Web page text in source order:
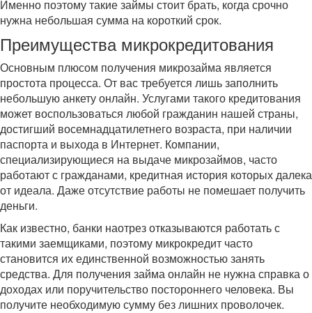
Именно поэтому такие займы стоит брать, когда срочно
нужна небольшая сумма на короткий срок.
Преимущества микрокредитования
Основным плюсом получения микрозайма является
простота процесса. От вас требуется лишь заполнить
небольшую анкету онлайн. Услугами такого кредитования
может воспользоваться любой гражданин нашей страны,
достигший восемнадцатилетнего возраста, при наличии
паспорта и выхода в Интернет. Компании,
специализирующиеся на выдаче микрозаймов, часто
работают с гражданами, кредитная история которых далека
от идеала. Даже отсутствие работы не помешает получить
деньги.
Как известно, банки наотрез отказываются работать с
такими заемщиками, поэтому микрокредит часто
становится их единственной возможностью занять
средства. Для получения займа онлайн не нужна справка о
доходах или поручительство постороннего человека. Вы
получите необходимую сумму без лишних проволочек.